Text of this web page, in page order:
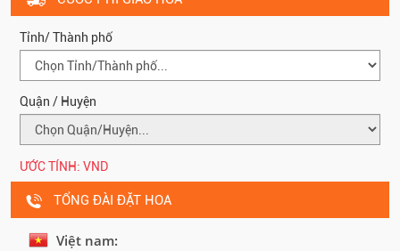
Tỉnh/ Thành phố
Quận / Huyện
ƯỚC TÍNH: VND
TỔNG ĐÀI ĐẶT HOA
Việt nam: